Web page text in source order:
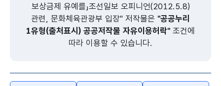
보상금제 유예를」조선일보 오피니언(2012.5.8)
관련, 문화체육관광부 입장" 저작물은 "공공누리
1유형(출처표시) 공공저작물 자유이용허락" 조건에
따라 이용할 수 있습니다.